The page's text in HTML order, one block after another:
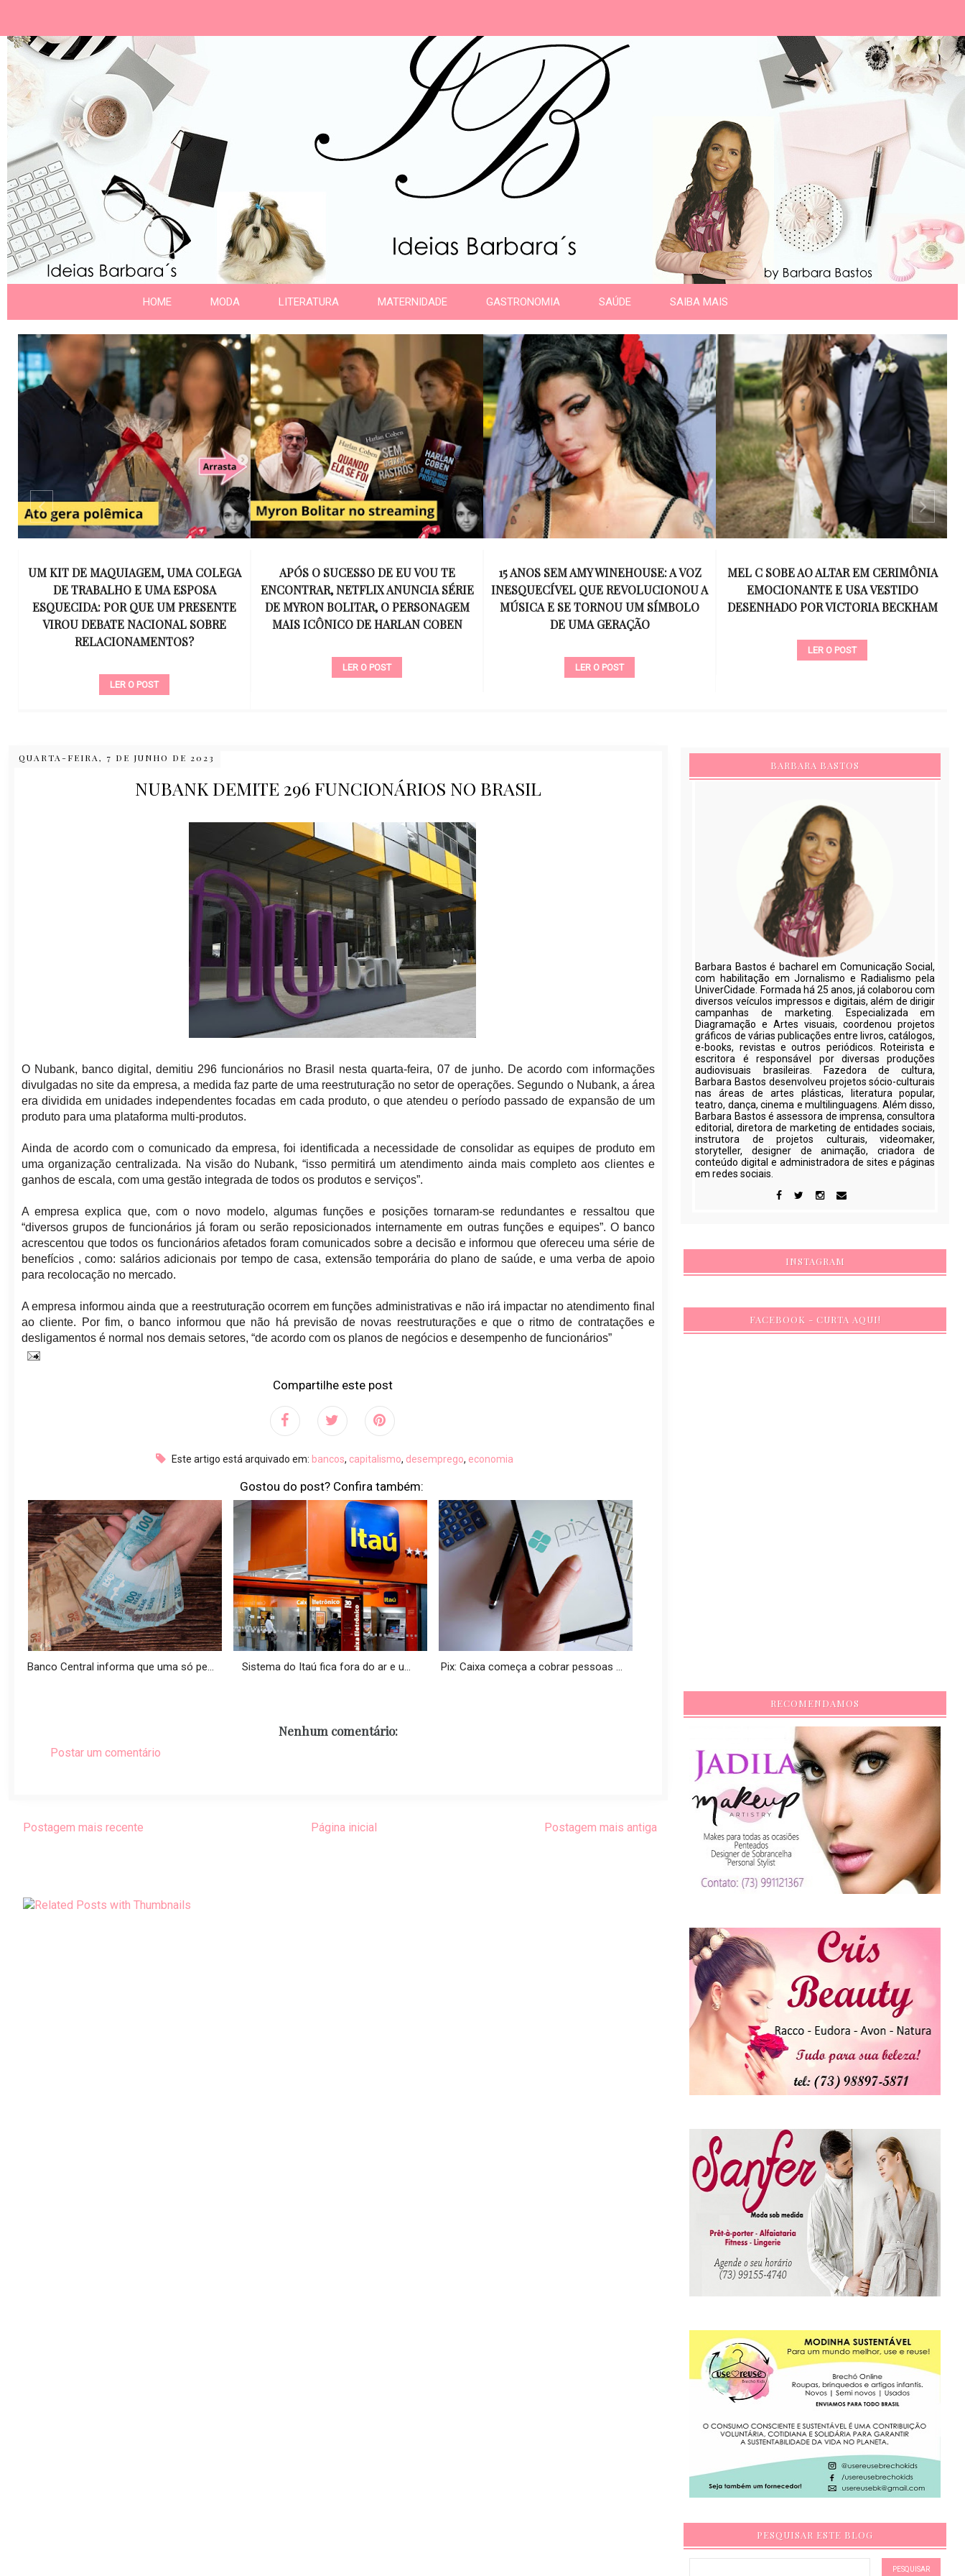
HOME MODA LITERATURA MATERNIDADE GASTRONOMIA SAÚDE SAIBA MAIS
APÓS O SUCESSO DE EU VOU TE
ENCONTRAR, NETFLIX ANUNCIA SÉRIE
DE MYRON BOLITAR, O PERSONAGEM
MAIS ICÔNICO DE HARLAN COBEN
15 ANOS SEM AMY WINEHOUSE: A VOZ
INESQUECÍVEL QUE REVOLUCIONOU A
MÚSICA E SE TORNOU UM SÍMBOLO
DE UMA GERAÇÃO
LER O POST
MEL C SOBE AO ALTAR EM CERIMÔNIA
EMOCIONANTE E USA VESTIDO
DESENHADO POR VICTORIA BECKHAM
ESPANHA SUPERA A ARGENTINA NA
PRORROGAÇÃO E CONQUISTA O
BICAMPEONATO DA COPA DO MUNDO
QUARTA-FEIRA, 7 DE JUNHO DE 2023
NUBANK DEMITE 296 FUNCIONÁRIOS NO BRASIL
O Nubank, banco digital, demitiu 296 funcionários no Brasil nesta quarta-feira, 07 de junho. De acordo com informações
divulgadas no site da empresa, a medida faz parte de uma reestruturação no setor de operações. Segundo o Nubank, a área
era dividida em unidades independentes focadas em cada produto, o que atendeu o período passado de expansão de um
produto para uma plataforma multi-produtos.
Ainda de acordo com o comunicado da empresa, foi identificada a necessidade de consolidar as equipes de produto em
uma organização centralizada. Na visão do Nubank, “isso permitirá um atendimento ainda mais completo aos clientes e
ganhos de escala, com uma gestão integrada de todos os produtos e serviços”.
A empresa explica que, com o novo modelo, algumas funções e posições tornaram-se redundantes e ressaltou que
“diversos grupos de funcionários já foram ou serão reposicionados internamente em outras funções e equipes”. O banco
acrescentou que todos os funcionários afetados foram comunicados sobre a decisão e informou que ofereceu uma série de
benefícios , como: salários adicionais por tempo de casa, extensão temporária do plano de saúde, e uma verba de apoio
para recolocação no mercado.
A empresa informou ainda que a reestruturação ocorrem em funções administrativas e não irá impactar no atendimento final
ao cliente. Por fim, o banco informou que não há previsão de novas reestruturações e que o ritmo de contratações e
desligamentos é normal nos demais setores, “de acordo com os planos de negócios e desempenho de funcionários”
Compartilhe este post
Este artigo está arquivado em: bancos, capitalismo, desemprego, economia
Gostou do post? Confira também:
Banco Central informa que uma só pe... Sistema do Itaú fica fora do ar e u... Pix: Caixa começa a cobrar pessoas ...
Nenhum comentário:
Postar um comentário
Postagem mais recente Postagem mais antiga
Página inicial
BARBARA BASTOS
Barbara Bastos é bacharel em Comunicação Social,
com habilitação em Jornalismo e Radialismo pela
UniverCidade. Formada há 25 anos, já colaborou com
diversos veículos impressos e digitais, além de dirigir
campanhas de marketing. Especializada em
Diagramação e Artes visuais, coordenou projetos
gráficos de várias publicações entre livros, catálogos,
e-books, revistas e outros periódicos. Roteirista e
escritora é responsável por diversas produções
audiovisuais brasileiras. Fazedora de cultura,
Barbara Bastos desenvolveu projetos sócio-culturais
nas áreas de artes plásticas, literatura popular,
teatro, dança, cinema e multilinguagens. Além disso,
Barbara Bastos é assessora de imprensa, consultora
editorial, diretora de marketing de entidades sociais,
instrutora de projetos culturais, videomaker,
storyteller, designer de animação, criadora de
conteúdo digital e administradora de sites e páginas
em redes sociais.
INSTAGRAM
FACEBOOK - CURTA AQUI!
RECOMENDAMOS
PESQUISAR ESTE BLOG